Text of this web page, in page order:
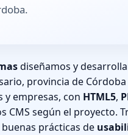
diseñamos y
provincia de
y empresas, con HTML5,
CMS según el proyecto.
prácticas de